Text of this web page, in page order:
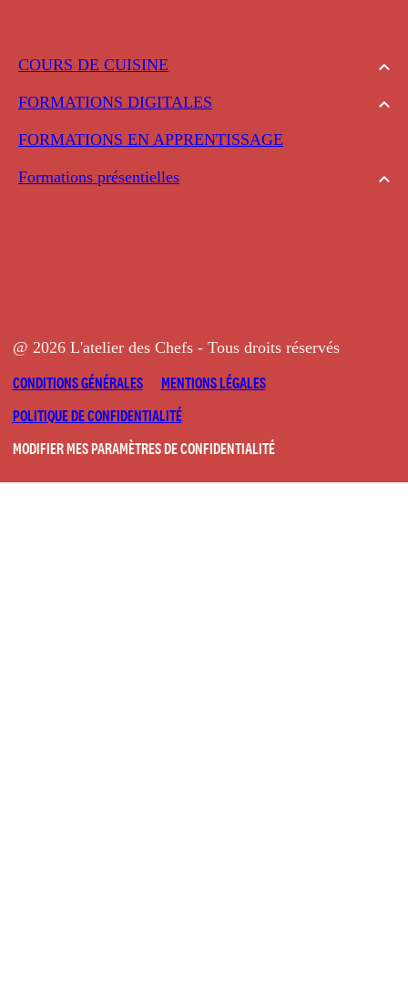
COURS DE CUISINE
FORMATIONS DIGITALES
FORMATIONS EN APPRENTISSAGE
Formations présentielles
@ 2026 L'atelier des Chefs - Tous droits réservés
CONDITIONS GÉNÉRALES
MENTIONS LÉGALES
POLITIQUE DE CONFIDENTIALITÉ
MODIFIER MES PARAMÈTRES DE CONFIDENTIALITÉ